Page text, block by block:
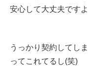
安心して大丈夫ですよ
うっかり契約してし
ってこれてるし(笑)